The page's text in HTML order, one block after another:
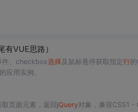
有VUE思路）
件、checkbox选择及鼠标悬停获取指定行
应用实例。
页面元素，返回jQuery对象，兼容CSS1 -